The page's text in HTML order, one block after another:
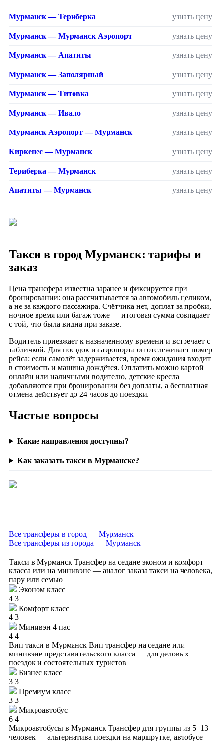
Мурманск — Териберка узнать цену
Мурманск — Мурманск Аэропорт узнать цену
Мурманск — Апатиты узнать цену
Мурманск — Заполярный узнать цену
Мурманск — Титовка узнать цену
Мурманск — Ивало узнать цену
Мурманск Аэропорт — Мурманск узнать цену
Киркенес — Мурманск узнать цену
Териберка — Мурманск узнать цену
Апатиты — Мурманск узнать цену
Такси в город Мурманск: тарифы и
заказ
Цена трансфера известна заранее и фиксируется при
бронировании: она рассчитывается за автомобиль целиком,
а не за каждого пассажира. Счётчика нет, доплат за пробки,
ночное время или багаж тоже — итоговая сумма совпадает
с той, что была видна при заказе.
Водитель приезжает к назначенному времени и встречает с
табличкой. Для поездок из аэропорта он отслеживает номер
рейса: если самолёт задерживается, время ожидания входит
в стоимость и машина дождётся. Оплатить можно картой
онлайн или наличными водителю, детские кресла
добавляются при бронировании без доплаты, а бесплатная
отмена действует до 24 часов до поездки.
Частые вопросы
Какие направления доступны?
Как заказать такси в Мурманске?
Все трансферы в город — Мурманск
Все трансферы из города — Мурманск
Такси в Мурманск Трансфер на седане эконом и комфорт
класса или на минивэне — аналог заказа такси на человека,
пару или семью
Эконом класс
4 3
Комфорт класс
4 3
Минивэн 4 пас
4 4
Вип такси в Мурманск Вип трансфер на седане или
минивэне представительского класса — для деловых
поездок и состоятельных туристов
Бизнес класс
3 3
Премиум класс
3 3
Микроавтобус
6 4
Микроавтобусы в Мурманск Трансфер для группы из 5–13
человек — альтернатива поездки на маршрутке, автобусе